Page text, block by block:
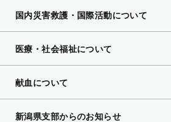
国内災害救護・国際活動について
医療・社会福祉について
献血について
新潟県支部からのお知らせ